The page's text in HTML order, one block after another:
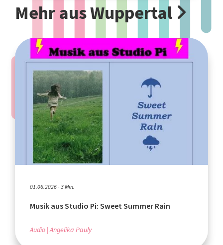
Mehr aus Wuppertal
01.06.2026 - 3 Min.
Musik aus Studio Pi: Sweet Summer Rain
Audio Angelika Pauly